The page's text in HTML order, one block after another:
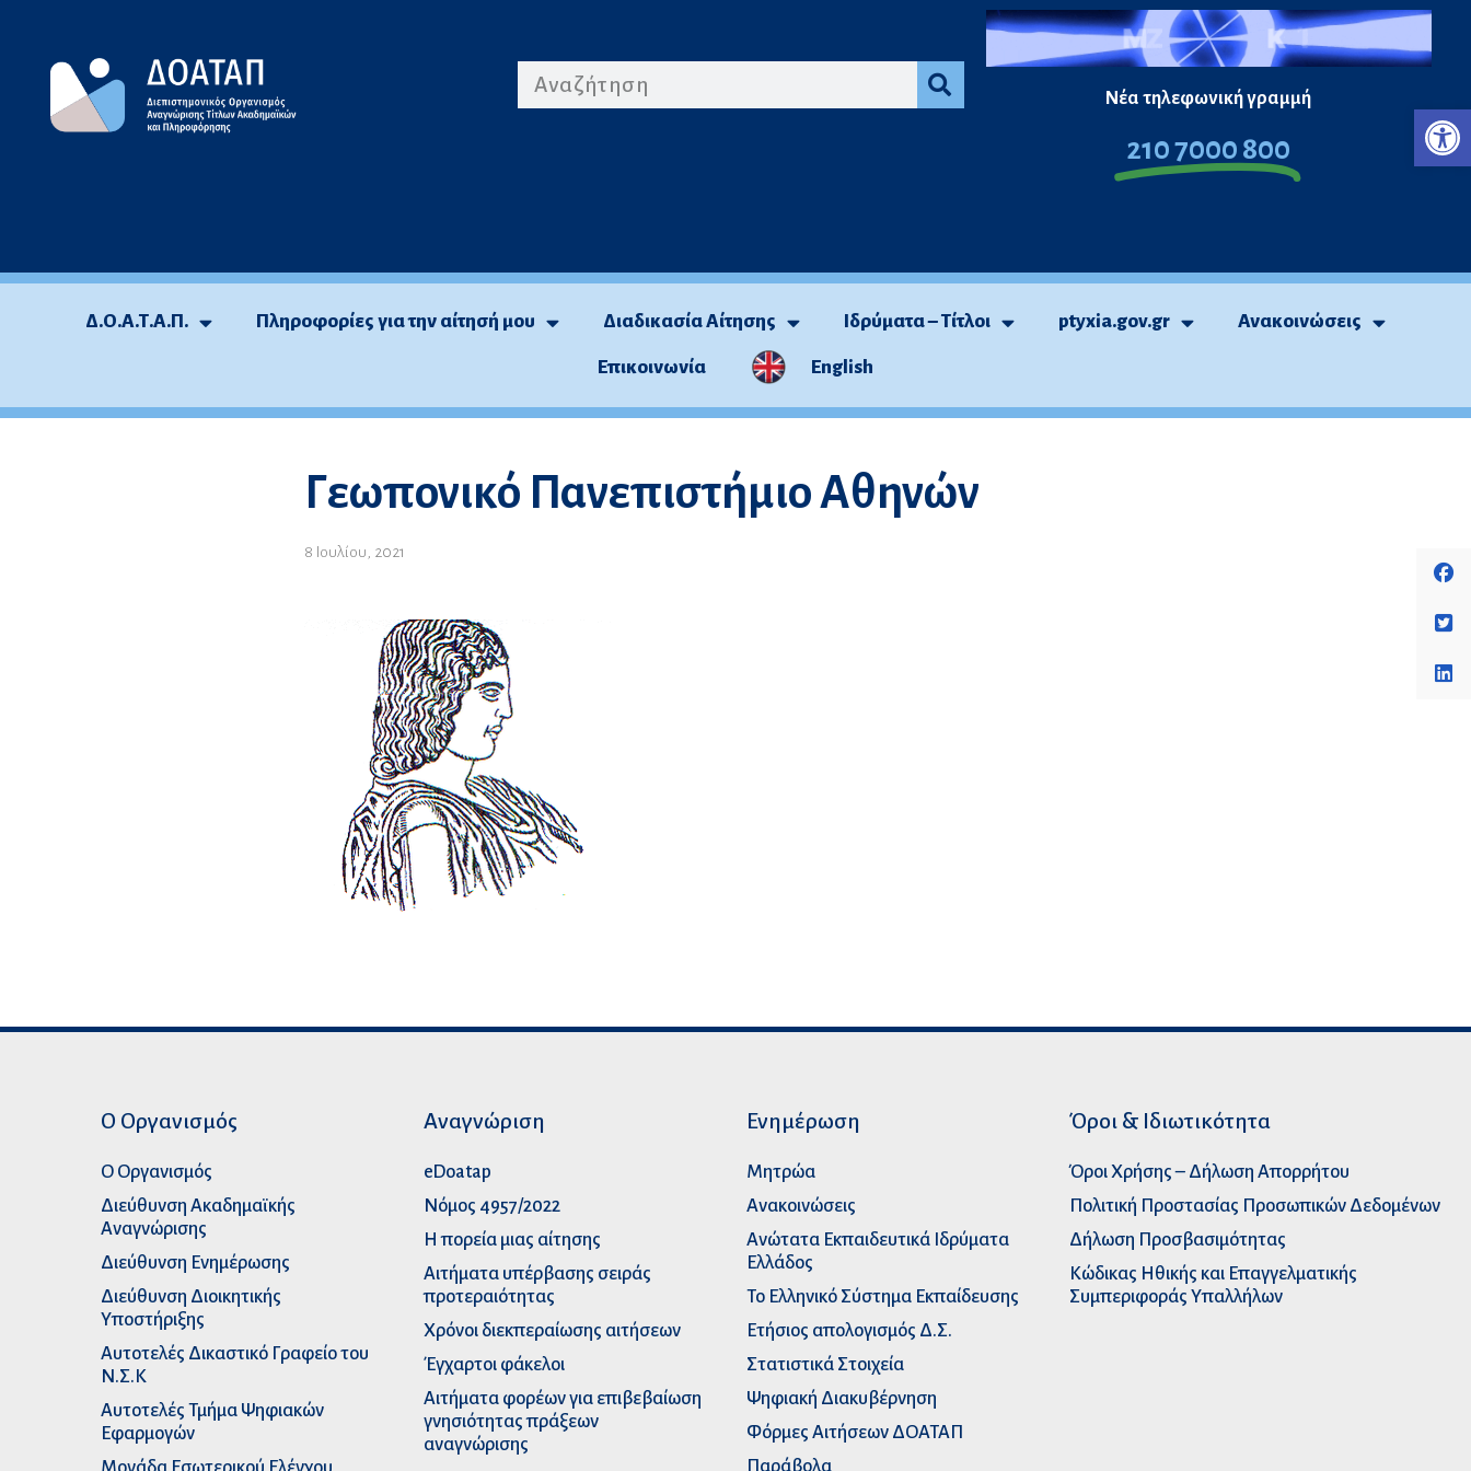
περιεχόμενο
Νέα τηλεφωνική γραμμή
210 7000 800
Δ.Ο.Α.Τ.Α.Π. Πληροφορίες για την αίτησή μου Διαδικασία Αίτησης Ιδρύματα – Τίτλοι ptyxia.gov.gr Ανακοινώσεις
Επικοινωνία English
Γεωπονικό Πανεπιστήμιο Αθηνών
8 Ιουλίου, 2021
Ο Οργανισμός
Ο Οργανισμός
Διεύθυνση Ακαδημαϊκής
Αναγνώρισης
Διεύθυνση Ενημέρωσης
Διεύθυνση Διοικητικής
Υποστήριξης
Αυτοτελές Δικαστικό Γραφείο του
Ν.Σ.Κ
Αυτοτελές Τμήμα Ψηφιακών
Εφαρμογών
Αναγνώριση
eDoatap
Νόμος 4957/2022
Η πορεία μιας αίτησης
Αιτήματα υπέρβασης σειράς
προτεραιότητας
Χρόνοι διεκπεραίωσης αιτήσεων
Έγχαρτοι φάκελοι
Αιτήματα φορέων για επιβεβαίωση
γνησιότητας πράξεων
αναγνώρισης
Ενημέρωση
Μητρώα
Ανακοινώσεις
Ανώτατα Eκπαιδευτικά Iδρύματα
Ελλάδος
Το Ελληνικό Σύστημα Εκπαίδευσης
Ετήσιος απολογισμός Δ.Σ.
Στατιστικά Στοιχεία
Ψηφιακή Διακυβέρνηση
Φόρμες Αιτήσεων ΔΟΑΤΑΠ
Παράβολα
Όροι & Ιδιωτικότητα
Όροι Χρήσης – Δήλωση Απορρήτου
Πολιτική Προστασίας Προσωπικών Δεδομένων
Δήλωση Προσβασιμότητας
Κώδικας Ηθικής και Επαγγελματικής
Συμπεριφοράς Υπαλλήλων